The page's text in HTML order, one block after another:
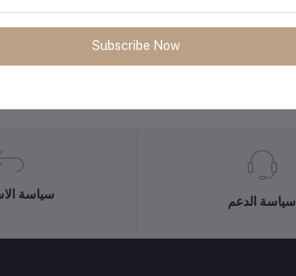
سياسة
سياسة الدعم
Subscribe Now